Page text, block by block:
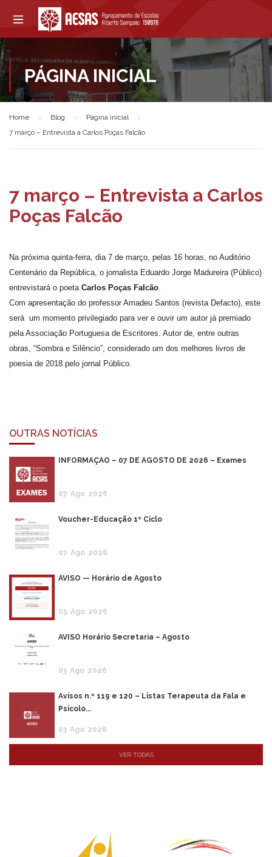
PÁGINA INICIAL
Home Blog
Página inicial
7 março – Entrevista a Carlos Poças Falcão
7 março – Entrevista a Carlos
Poças Falcão
Na próxima quinta-feira, dia 7 de março, pelas 16 horas, no Auditório
Centenário da República, o jornalista Eduardo Jorge Madureira (Público)
entrevistará o poeta Carlos Poças Falcão.
Com apresentação do professor Amadeu Santos (revista Defacto), este
será um momento privilegiado para ver e ouvir um autor já premiado
pela Associação Portuguesa de Escritores. Autor de, entre outras
obras, “Sombra e Silêncio”, considerado um dos melhores livros de
poesia de 2018 pelo jornal Público.
OUTRAS NOTÍCIAS
INFORMAÇÃO – 07 DE AGOSTO DE 2026 – Exames
07 Ago 2026
Voucher-Educação 1º Ciclo
07 Ago 2026
AVISO — Horário de Agosto
05 Ago 2026
AVISO Horário Secretaria – Agosto
03 Ago 2026
Avisos n.º 119 e 120 – Listas Terapeuta da Fala e
Psícolo...
03 Ago 2026
VER TODAS